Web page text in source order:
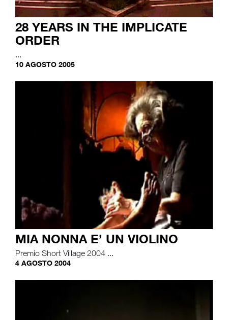
28 YEARS IN THE IMPLICATE
ORDER
...
10 AGOSTO 2005
MIA NONNA E’ UN VIOLINO
Premio Short Village 2004 ...
4 AGOSTO 2004